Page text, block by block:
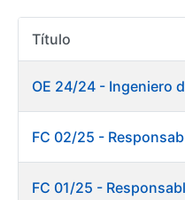
Mostrar/Ocultar
Mostrar/Ocultar
Título
FC 02/25 -
FC 01/25 -